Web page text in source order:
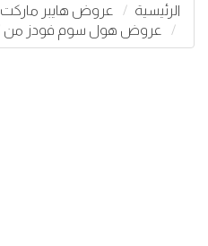
الرئيسية عروض هايبر ماركت
عروض هول سوم فودز من 07 إلى 11 نوفمبر 2019